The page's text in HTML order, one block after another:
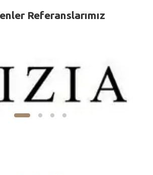
Referanslarımız